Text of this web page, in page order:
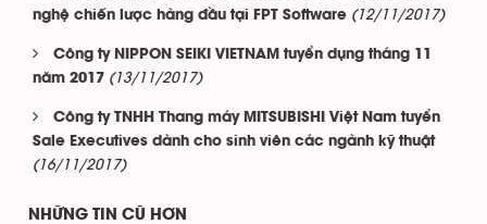
nghệ chiến lược hàng đầu tại FPT Software (12/11/2017)
Công ty NIPPON SEIKI VIETNAM tuyển dụng tháng 11
năm 2017 (13/11/2017)
Công ty TNHH Thang máy MITSUBISHI Việt Nam tuyển
Sale Executives dành cho sinh viên các ngành kỹ thuật
(16/11/2017)
NHỮNG TIN CŨ HƠN